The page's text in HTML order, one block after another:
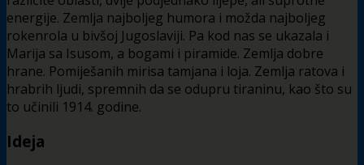
energije. Zemlja najboljeg humora i možda najboljeg
rokenrola u bivšoj Jugoslaviji. Pa kod nas se ukazala i
Marija sa Isusom, a bogami i piramide. Zemlja dobre
hrane. Pomiješanih mirisa tamjana i loja. Zemlja ratova i
hrabrih ljudi, spremnih da se odupru tiraninu, kao što su
to učinili 1914. godine.
Ideja